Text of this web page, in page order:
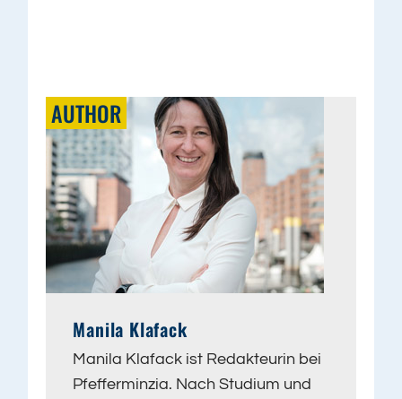
AUTHOR
Manila Klafack
Manila Klafack ist Redakteurin bei
Pfefferminzia. Nach Studium und